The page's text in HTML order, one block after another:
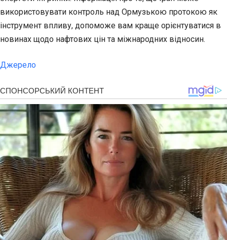
використовувати контроль над Ормузькою протокою як
інструмент впливу, допоможе вам краще орієнтуватися в
новинах щодо нафтових цін та міжнародних відносин.
Джерело